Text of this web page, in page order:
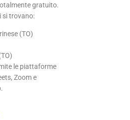
gratuito.
si trovano:
(TO)
le piattaforme
Zoom e